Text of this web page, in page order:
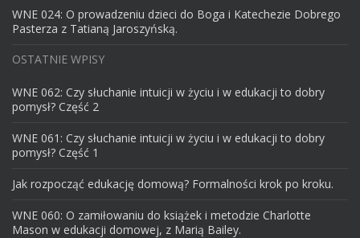
WNE 024: O prowadzeniu dzieci do Boga i Katechezie Dobrego
Pasterza z Tatianą Jaroszyńską.
OSTATNIE WPISY
WNE 062: Czy słuchanie intuicji w życiu i w edukacji to dobry
pomysł? Część 2
WNE 061: Czy słuchanie intuicji w życiu i w edukacji to dobry
pomysł? Część 1
Jak rozpocząć edukację domową? Formalności krok po kroku.
WNE 060: O zamiłowaniu do książek i metodzie Charlotte
Mason w edukacji domowej, z Marią Bailey.